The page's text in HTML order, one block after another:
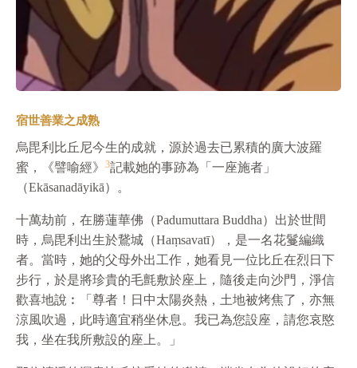
宿世善業之成熟
烏毘利比丘尼今生的成就，源於過去已累積的廣大波羅
蜜，《譬喻經》
3記載她的事跡為「一座施者」
（Ekāsanadāyikā）。
十萬劫前，在勝蓮華佛（Padumuttara Buddha）出於世間
時，烏毘利出生於鵞城（Haṃsavatī），是一名花鬘編織
者。當時，她的父母外出工作，她看見一位比丘在烈日下
步行，於是將珍貴的毛氈敷於座上，隨後走向沙門，淨信
歡喜地說︰「尊者！日中太陽炎熱，土地被烤焦了，亦無
涼風吹過，此時適宜稍坐休息。我已為您設座，請您哀愍
我，坐在我所敷設的座上。」